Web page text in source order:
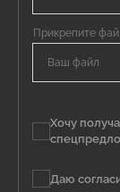
Ваш файл
Хочу
Даю